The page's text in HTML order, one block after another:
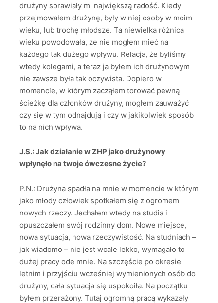
drużyny sprawiały mi największą radość. Kiedy
przejmowałem drużynę, były w niej osoby w moim
wieku, lub trochę młodsze. Ta niewielka różnica
wieku powodowała, że nie mogłem mieć na
każdego tak dużego wpływu. Relacja, że byliśmy
wtedy kolegami, a teraz ja byłem ich drużynowym
nie zawsze była tak oczywista. Dopiero w
momencie, w którym zacząłem torować pewną
ścieżkę dla członków drużyny, mogłem zauważyć
czy się w tym odnajdują i czy w jakikolwiek sposób
to na nich wpływa.
J.S.: Jak działanie w ZHP jako drużynowy
wpłynęło na twoje ówczesne życie?
P.N.: Drużyna spadła na mnie w momencie w którym
jako młody człowiek spotkałem się z ogromem
nowych rzeczy. Jechałem wtedy na studia i
opuszczałem swój rodzinny dom. Nowe miejsce,
nowa sytuacja, nowa rzeczywistość. Na studniach –
jak wiadomo – nie jest wcale lekko, wymagało to
dużej pracy ode mnie. Na szczęście po okresie
letnim i przyjściu wcześniej wymienionych osób do
drużyny, cała sytuacja się uspokoiła. Na początku
byłem przerażony. Tutaj ogromną pracą wykazały